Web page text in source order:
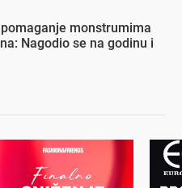
monstrumima
Nagodio se na godinu i